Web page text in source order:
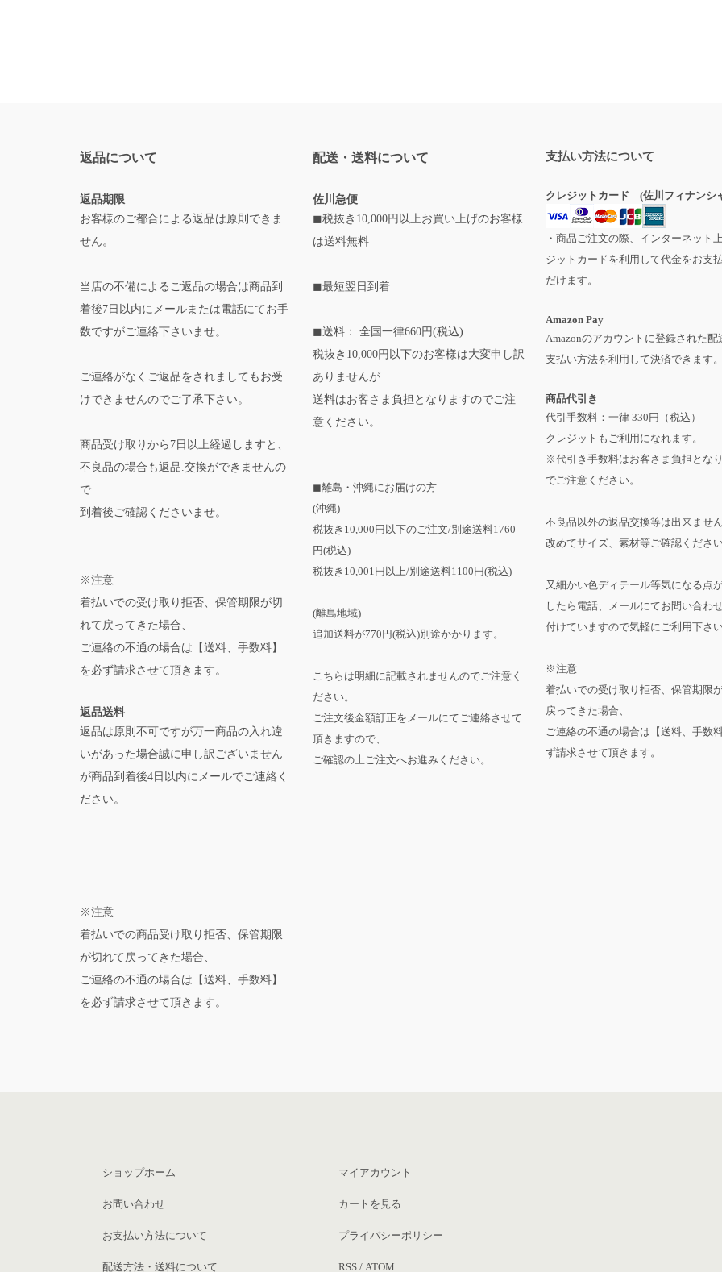
返品について
返品期限
お客様のご都合による返品は原則できま
せん。
当店の不備によるご返品の場合は商品到
着後7日以内にメールまたは電話にてお手
数ですがご連絡下さいませ。
ご連絡がなくご返品をされましてもお受
けできませんのでご了承下さい。
商品受け取りから7日以上経過しますと、
不良品の場合も返品.交換ができませんの
で
到着後ご確認くださいませ。
※注意
着払いでの受け取り拒否、保管期限が切
れて戻ってきた場合、
ご連絡の不通の場合は【送料、手数料】
を必ず請求させて頂きます。
返品送料
返品は原則不可ですが万一商品の入れ違
いがあった場合誠に申し訳ございません
が商品到着後4日以内にメールでご連絡く
ださい。
※注意
着払いでの商品受け取り拒否、保管期限
が切れて戻ってきた場合、
ご連絡の不通の場合は【送料、手数料】
を必ず請求させて頂きます。
配送・送料について
佐川急便
◼税抜き10,000円以上お買い上げのお客様
は送料無料
◼最短翌日到着
◼送料： 全国一律660円(税込)
税抜き10,000円以下のお客様は大変申し訳
ありませんが
送料はお客さま負担となりますのでご注
意ください。
◼離島・沖縄にお届けの方
(沖縄)
税抜き10,000円以下のご注文/別途送料1760
円(税込)
税抜き10,001円以上/別途送料1100円(税込)
(離島地域)
追加送料が770円(税込)別途かかります。
こちらは明細に記載されませんのでご注意く
ださい。
ご注文後金額訂正をメールにてご連絡させて
頂きますので、
ご確認の上ご注文へお進みください。
支払い方法について
クレジットカード (佐川フィナンシ
・商品ご注文の際、インターネット
ジットカードを利用して代金をお支
だけます。
Amazon Pay
Amazonのアカウントに登録された配
支払い方法を利用して決済できます
商品代引き
代引手数料：一律 330円（税込）
クレジットもご利用になれます。
※代引き手数料はお客さま負担とな
でご注意ください。
不良品以外の返品交換等は出来ませ
改めてサイズ、素材等ご確認くださ
又細かい色ディテール等気になる点
したら電話、メールにてお問い合わ
付けていますので気軽にご利用下さ
※注意
着払いでの受け取り拒否、保管期限
戻ってきた場合、
ご連絡の不通の場合は【送料、手数
ず請求させて頂きます。
ショップホーム
お問い合わせ
お支払い方法について
配送方法・送料について
マイアカウント
カートを見る
プライバシーポリシー
RSS/ ATOM